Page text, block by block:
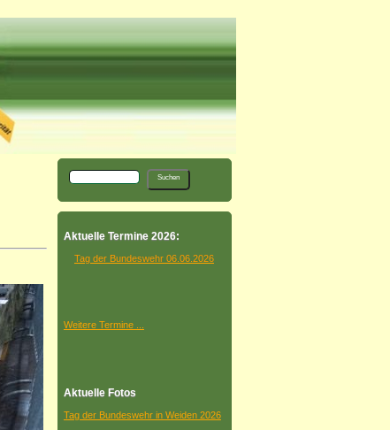
Aktuelle Termine 2026:
Tag der Bundeswehr 06.06.2026
Weitere Termine ...
Aktuelle Fotos
Tag der Bundeswehr in Weiden 2026